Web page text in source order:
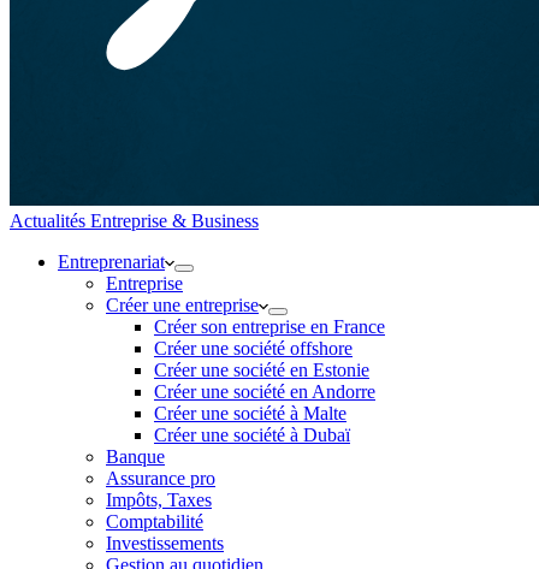
Actualités Entreprise & Business
Entreprenariat
Entreprise
Créer une entreprise
Créer son entreprise en France
Créer une société offshore
Créer une société en Estonie
Créer une société en Andorre
Créer une société à Malte
Créer une société à Dubaï
Banque
Assurance pro
Impôts, Taxes
Comptabilité
Investissements
Gestion au quotidien